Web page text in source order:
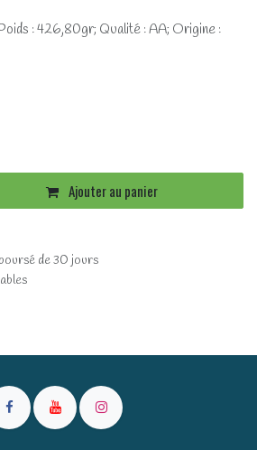
: 426,80gr; Qualité : AA; Origine :
Ajouter au panier
de 30 jours